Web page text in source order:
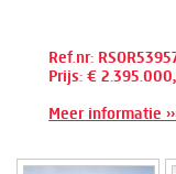
Ref.nr:
Prijs: €
Meer informatie